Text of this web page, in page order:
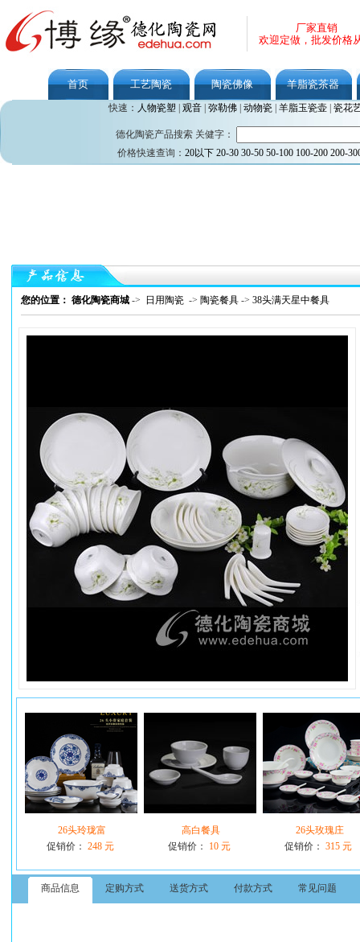
厂家直销
欢迎定做，批发价格
首页 工艺陶瓷 陶瓷佛像 羊脂瓷茶器
快速： 人物瓷塑 观音| 弥勒佛| 动物瓷| 羊脂玉瓷壶| 瓷花
德化陶瓷产品搜索 关健字：
价格快速查询： 20以下 20-30 30-50 50-100 100-200 200-
您的位置： 德化陶瓷商城 -> 日用陶瓷 -> 陶瓷餐具 -> 38头满天星中餐具
26头玲珑富
促销价： 248 元
高白餐具
促销价：
10 元
26头玫瑰庄
促销价： 315 元
商品信息 定购方式 送货方式 付款方式 常见问题